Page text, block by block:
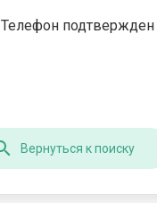
Телефон подтвержден
Вернуться к поиску